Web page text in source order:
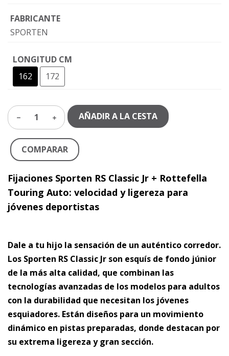
FABRICANTE
SPORTEN
LONGITUD CM
162
172
1 AÑADIR A LA CESTA
COMPARAR
Fijaciones Sporten RS Classic Jr + Rottefella
Touring Auto: velocidad y ligereza para
jóvenes deportistas
Dale a tu hijo la sensación de un auténtico corredor.
Los Sporten RS Classic Jr son esquís de fondo júnior
de la más alta calidad, que combinan las
tecnologías avanzadas de los modelos para adultos
con la durabilidad que necesitan los jóvenes
esquiadores. Están diseños para un movimiento
dinámico en pistas preparadas, donde destacan por
su extrema ligereza y gran sección.